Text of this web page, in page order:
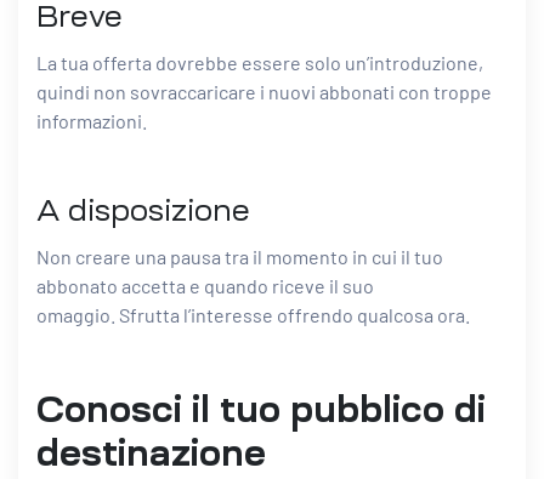
Breve
La tua offerta dovrebbe essere solo un’introduzione,
quindi non sovraccaricare i nuovi abbonati con troppe
informazioni.
A disposizione
Non creare una pausa tra il momento in cui il tuo
abbonato accetta e quando riceve il suo
omaggio. Sfrutta l’interesse offrendo qualcosa ora.
Conosci il tuo pubblico di
destinazione